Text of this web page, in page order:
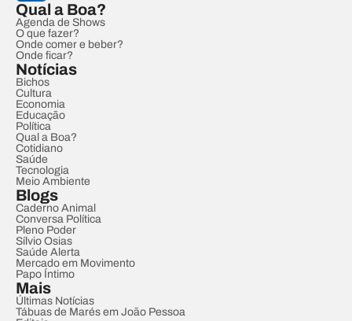
Qual a Boa?
Agenda de Shows
O que fazer?
Onde comer e beber?
Onde ficar?
Notícias
Bichos
Cultura
Economia
Educação
Política
Qual a Boa?
Cotidiano
Saúde
Tecnologia
Meio Ambiente
Blogs
Caderno Animal
Conversa Política
Pleno Poder
Sílvio Osias
Saúde Alerta
Mercado em Movimento
Papo Íntimo
Mais
Últimas Notícias
Tábuas de Marés em João Pessoa